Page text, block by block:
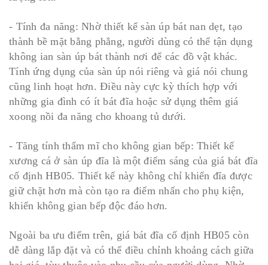
- Tính đa năng: Nhờ thiết kế sàn úp bát nan dẹt, tạo
thành bề mặt bằng phẳng, người dùng có thể tận dụng
không ian sàn úp bát thành nơi để các đồ vật khác.
Tính ứng dụng của sàn úp nói riêng và giá nói chung
cũng linh hoạt hơn. Điều này cực kỳ thích hợp với
những gia đình có ít bát đĩa hoặc sử dụng thêm giá
xoong nồi đa năng cho khoang tủ dưới.
- Tăng tính thẩm mĩ cho không gian bếp: Thiết kế
xương cá ở sàn úp đĩa là một điểm sáng của giá bát đĩa
cố định HB05. Thiết kế này không chỉ khiến đĩa được
giữ chặt hơn mà còn tạo ra điểm nhấn cho phụ kiện,
khiến không gian bếp độc đáo hơn.
Ngoài ba ưu điểm trên, giá bát đĩa cố định HB05 còn
dễ dàng lắp đặt và có thể điều chỉnh khoảng cách giữa